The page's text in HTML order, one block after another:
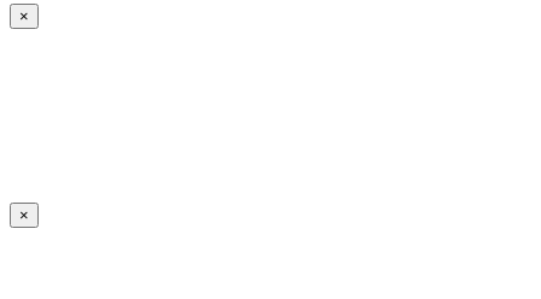
×
×